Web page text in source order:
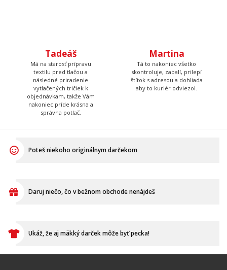
Tadeáš
Má na starosť prípravu
textilu pred tlačou a
následné priradenie
vytlačených tričiek k
objednávkam, takže Vám
nakoniec príde krásna a
správna potlač.
Martina
Tá to nakoniec všetko
skontroluje, zabalí, prilepí
štítok s adresou a dohliada
aby to kuriér odviezol.
Poteš niekoho originálnym darčekom
Daruj niečo, čo v bežnom obchode nenájdeš
Ukáž, že aj mäkký darček môže byť pecka!